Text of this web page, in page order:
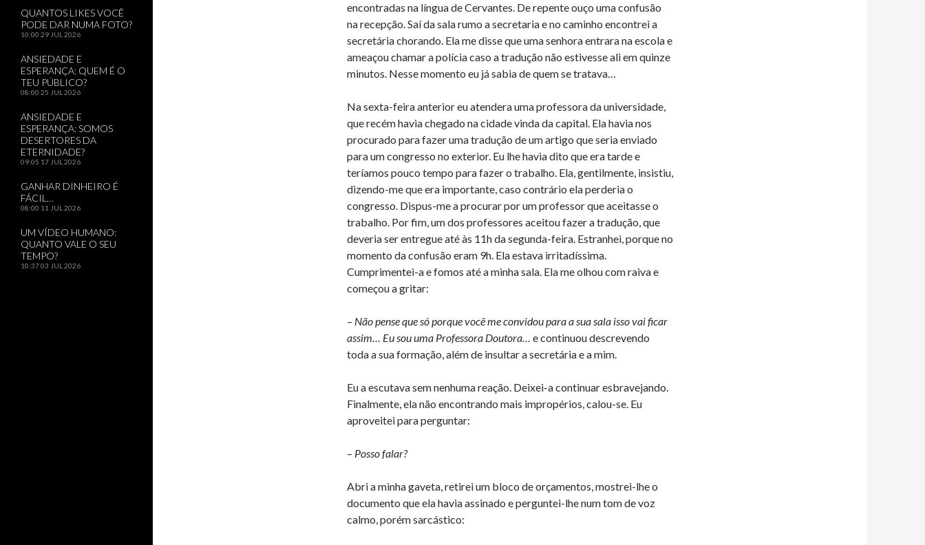
encontradas na língua de Cervantes. De repente ouço uma confusão
na recepção. Saí da sala rumo a secretaria e no caminho encontrei a
secretária chorando. Ela me disse que uma senhora entrara na escola e
ameaçou chamar a polícia caso a tradução não estivesse ali em quinze
minutos. Nesse momento eu já sabia de quem se tratava…
Na sexta-feira anterior eu atendera uma professora da universidade,
que recém havia chegado na cidade vinda da capital. Ela havia nos
procurado para fazer uma tradução de um artigo que seria enviado
para um congresso no exterior. Eu lhe havia dito que era tarde e
teríamos pouco tempo para fazer o trabalho. Ela, gentilmente, insistiu,
dizendo-me que era importante, caso contrário ela perderia o
congresso. Dispus-me a procurar por um professor que aceitasse o
trabalho. Por fim, um dos professores aceitou fazer a tradução, que
deveria ser entregue até às 11h da segunda-feira. Estranhei, porque no
momento da confusão eram 9h. Ela estava irritadíssima.
Cumprimentei-a e fomos até a minha sala. Ela me olhou com raiva e
começou a gritar:
– Não pense que só porque você me convidou para a sua sala isso vai ficar
assim… Eu sou uma Professora Doutora… e continuou descrevendo
toda a sua formação, além de insultar a secretária e a mim.
Eu a escutava sem nenhuma reação. Deixei-a continuar esbravejando.
Finalmente, ela não encontrando mais impropérios, calou-se. Eu
aproveitei para perguntar:
– Posso falar?
Abri a minha gaveta, retirei um bloco de orçamentos, mostrei-lhe o
documento que ela havia assinado e perguntei-lhe num tom de voz
calmo, porém sarcástico:
QUANTOS LIKES VOCÊ
PODE DAR NUMA FOTO?
10:00 29 JUL 2026
ANSIEDADE E
ESPERANÇA: QUEM É O
TEU PÚBLICO?
08:00 25 JUL 2026
ANSIEDADE E
ESPERANÇA: SOMOS
DESERTORES DA
ETERNIDADE?
09:05 17 JUL 2026
GANHAR DINHEIRO É
FÁCIL…
08:00 11 JUL 2026
UM VÍDEO HUMANO:
QUANTO VALE O SEU
TEMPO?
10:3703 JUL 2026